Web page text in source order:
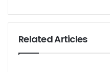
Related Articles